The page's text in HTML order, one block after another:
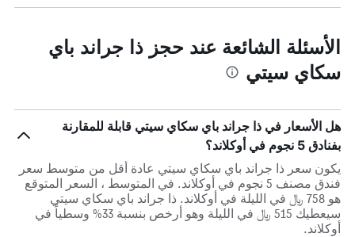
الأسئلة الشائعة عند حجز ذا جراند باي
سكاي سيتي
هل الأسعار في ذا جراند باي سكاي سيتي قابلة للمقارنة
بفنادق 5 نجوم في أوكلاند؟
يكون سعر ذا جراند باي سكاي سيتي عادة أقل من متوسط ​​سعر
فندق مصنف 5 نجوم في أوكلاند. في المتوسط ، السعر المتوقع
هو 758 ﷼ في الليلة في أوكلاند. ذا جراند باي سكاي سيتي
سيعطيك 515 ﷼ في الليلة وهو أرخص بنسبة 33% وسطياً في
أوكلاند.